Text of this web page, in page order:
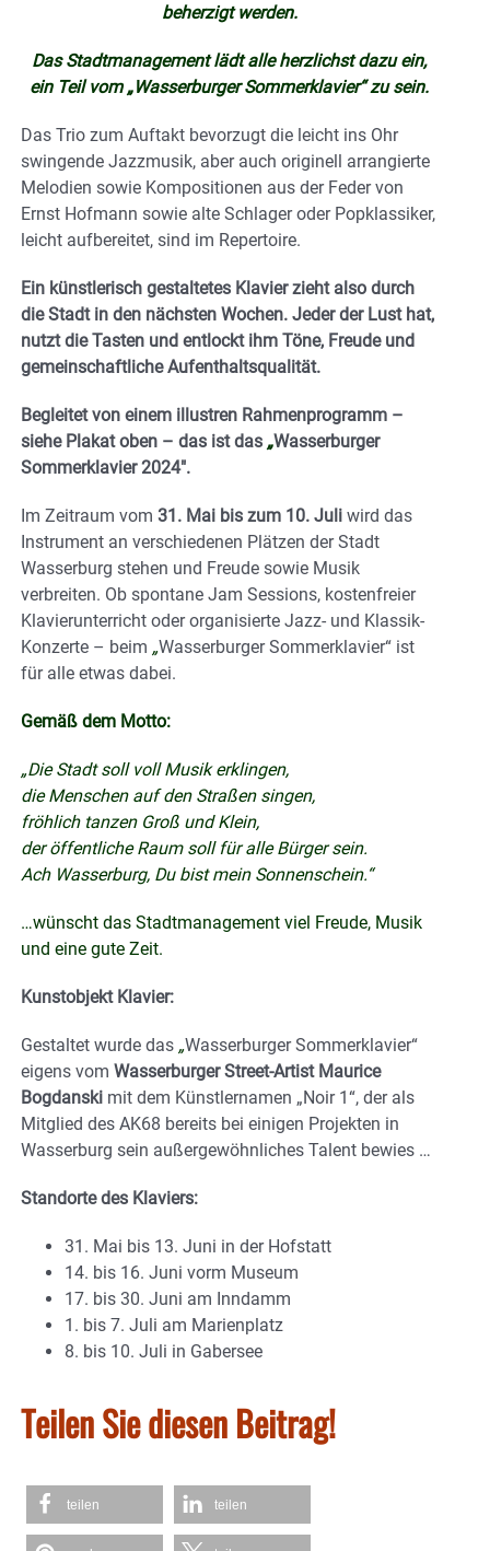
beherzigt werden.
Das Stadtmanagement lädt alle herzlichst dazu ein,
ein Teil vom „Wasserburger Sommerklavier“ zu sein.
Das Trio zum Auftakt bevorzugt die leicht ins Ohr
swingende Jazzmusik, aber auch originell arrangierte
Melodien sowie Kompositionen aus der Feder von
Ernst Hofmann sowie alte Schlager oder Popklassiker,
leicht aufbereitet, sind im Repertoire.
Ein künstlerisch gestaltetes Klavier zieht also durch
die Stadt in den nächsten Wochen. Jeder der Lust hat,
nutzt die Tasten und entlockt ihm Töne, Freude und
gemeinschaftliche Aufenthaltsqualität.
Begleitet von einem illustren Rahmenprogramm –
siehe Plakat oben – das ist das „Wasserburger
Sommerklavier 2024″.
Im Zeitraum vom 31. Mai bis zum 10. Juli wird das
Instrument an verschiedenen Plätzen der Stadt
Wasserburg stehen und Freude sowie Musik
verbreiten. Ob spontane Jam Sessions, kostenfreier
Klavierunterricht oder organisierte Jazz- und Klassik-
Konzerte – beim „Wasserburger Sommerklavier“ ist
für alle etwas dabei.
Gemäß dem Motto:
„Die Stadt soll voll Musik erklingen,
die Menschen auf den Straßen singen,
fröhlich tanzen Groß und Klein,
der öffentliche Raum soll für alle Bürger sein.
Ach Wasserburg, Du bist mein Sonnenschein.“
…wünscht das Stadtmanagement viel Freude, Musik
und eine gute Zeit.
Kunstobjekt Klavier:
Gestaltet wurde das „Wasserburger Sommerklavier“
eigens vom Wasserburger Street-Artist Maurice
Bogdanski mit dem Künstlernamen „Noir 1“, der als
Mitglied des AK68 bereits bei einigen Projekten in
Wasserburg sein außergewöhnliches Talent bewies …
Standorte des Klaviers:
31. Mai bis 13. Juni in der Hofstatt
14. bis 16. Juni vorm Museum
17. bis 30. Juni am Inndamm
1. bis 7. Juli am Marienplatz
8. bis 10. Juli in Gabersee
Teilen Sie diesen Beitrag!
teilen teilen